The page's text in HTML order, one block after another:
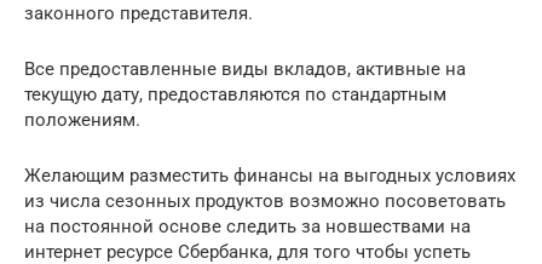
законного представителя.
Все предоставленные виды вкладов, активные на
текущую дату, предоставляются по стандартным
положениям.
Желающим разместить финансы на выгодных условиях
из числа сезонных продуктов возможно посоветовать
на постоянной основе следить за новшествами на
интернет ресурсе Сбербанка, для того чтобы успеть